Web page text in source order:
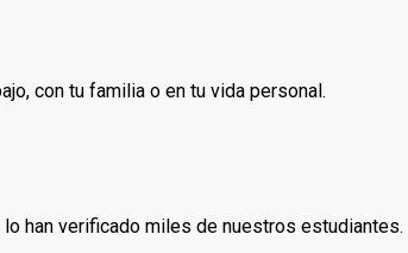
con tu familia o en tu vida personal.
han verificado miles de nuestros estudiantes.